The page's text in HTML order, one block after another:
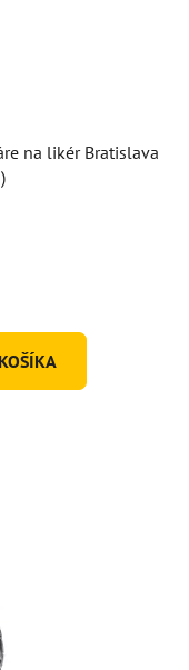
na likér Bratislava